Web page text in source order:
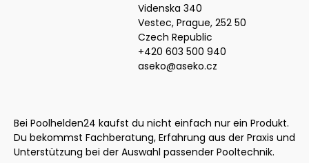
Videnska 340
Vestec, Prague, 252 50
Czech Republic
+420 603 500 940
aseko@aseko.cz
Bei Poolhelden24 kaufst du nicht einfach nur ein Produkt.
Du bekommst Fachberatung, Erfahrung aus der Praxis und
Unterstützung bei der Auswahl passender Pooltechnik.